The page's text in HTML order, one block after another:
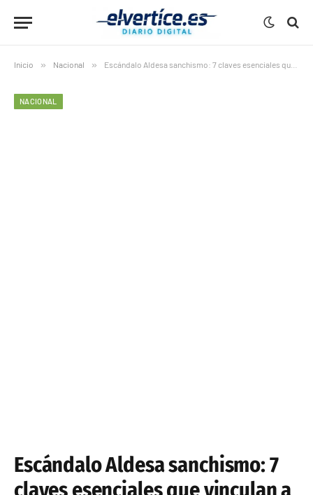
Inicio » Nacional » Escándalo Aldesa sanchismo: 7 claves esenciales que vinculan a Zapatero con la constructora
NACIONAL
Escándalo Aldesa sanchismo: 7